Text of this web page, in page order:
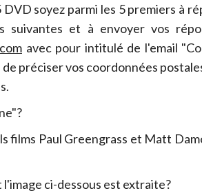
soyez parmi les 5 premiers à
suivantes et à envoyer vos
avec pour intitulé de l'email
préciser vos coordonnées
films Paul Greengrass et Matt
ci-dessous est extraite?